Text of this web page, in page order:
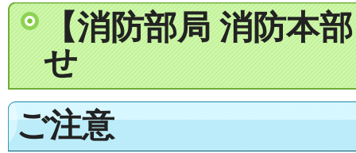
【消防部局 消防本
せ
ご注意